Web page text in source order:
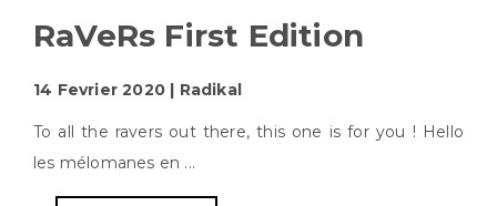
RaVeRs First Edition
14 Fevrier 2020 | Radikal
To all the ravers out there, this one is for you ! Hello
les mélomanes en ...